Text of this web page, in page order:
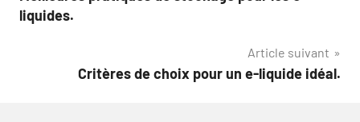
de
liquides.
Article suivant
Critères de choix pour un e-liquide idéal.